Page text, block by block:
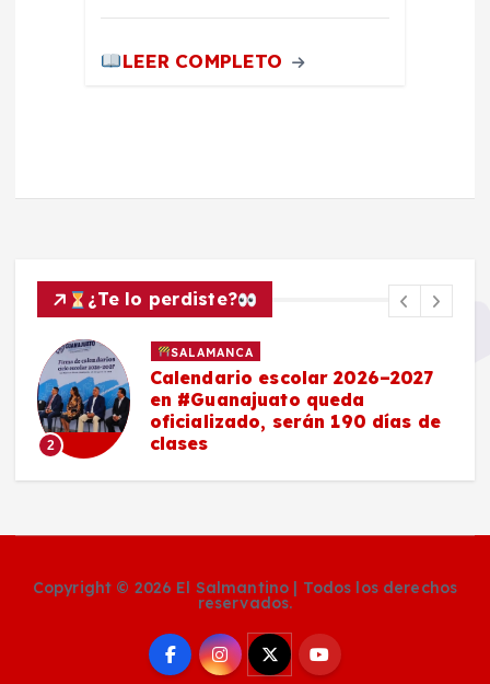
LEER COMPLETO
¿Te lo perdiste?
2
SALAMANCA
Calendario escolar 2026–2027
en #Guanajuato queda
oficializado, serán 190 días de
clases
Copyright © 2026 El Salmantino | Todos los derechos
reservados.